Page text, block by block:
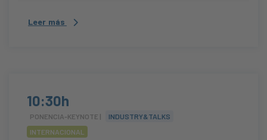
Leer más
10:30h
PONENCIA-KEYNOTE |
INDUSTRY&TALKS
INTERNACIONAL